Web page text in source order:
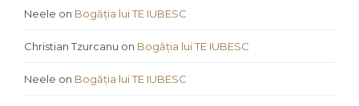
Neele on Bogăția lui TE IUBESC
Christian Tzurcanu on Bogăția lui TE IUBESC
Neele on Bogăția lui TE IUBESC